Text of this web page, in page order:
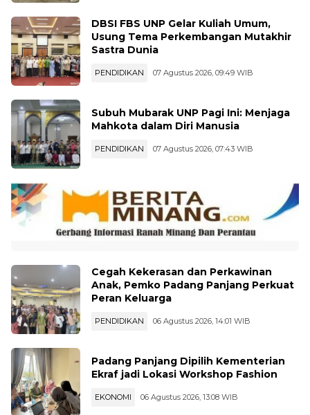
DBSI FBS UNP Gelar Kuliah Umum,
Usung Tema Perkembangan Mutakhir
Sastra Dunia
PENDIDIKAN 07 Agustus 2026, 09:49 WIB
Subuh Mubarak UNP Pagi Ini: Menjaga
Mahkota dalam Diri Manusia
PENDIDIKAN 07 Agustus 2026, 07:43 WIB
Cegah Kekerasan dan Perkawinan
Anak, Pemko Padang Panjang Perkuat
Peran Keluarga
PENDIDIKAN 06 Agustus 2026, 14:01 WIB
Padang Panjang Dipilih Kementerian
Ekraf jadi Lokasi Workshop Fashion
EKONOMI 06 Agustus 2026, 13:08 WIB